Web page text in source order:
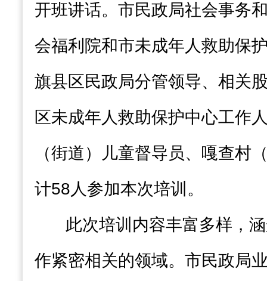
开班讲话。市民政局社会事务
会福利院和市未成年人救助保
旗县区民政局分管领导、相关
区未成年人救助保护中心工作
（街道）儿童督导员、嘎查村
计58人参加本次培训。
此次培训内容丰富多样，
作紧密相关的领域。市民政局